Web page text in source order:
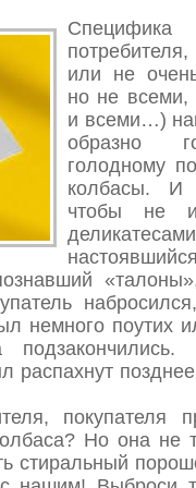
или не
но не всеми,
и всеми…)
образно
голодному
колбасы.
чтобы не
немного поутих
распахнут
покупателя
Но она не
стиральный